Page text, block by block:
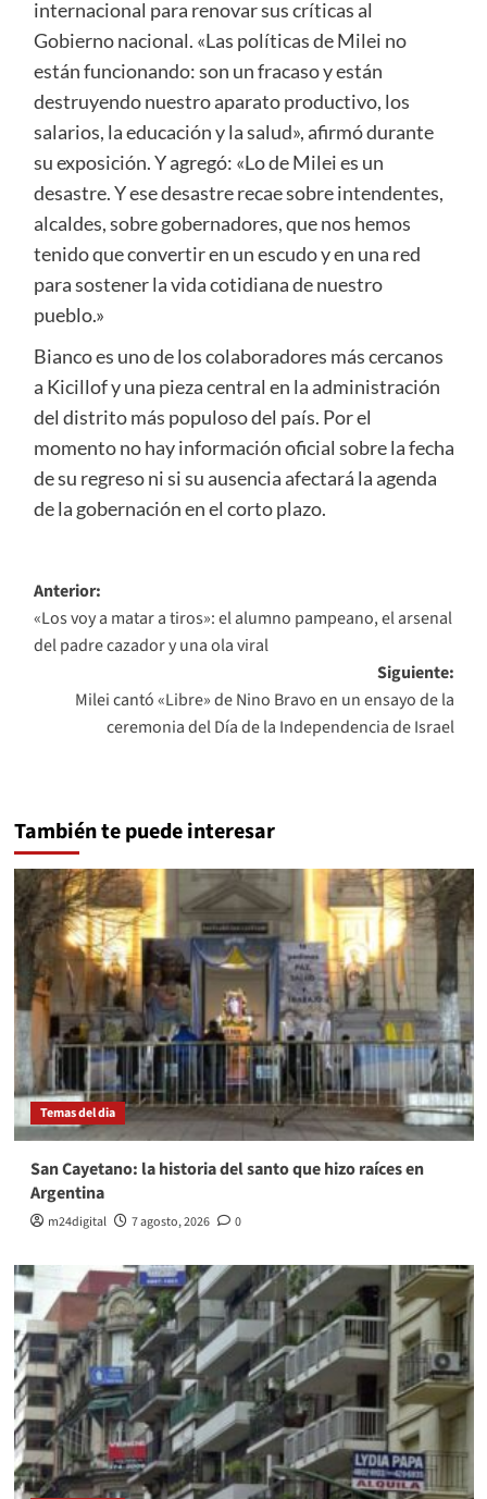
internacional para renovar sus críticas al
Gobierno nacional. «Las políticas de Milei no
están funcionando: son un fracaso y están
destruyendo nuestro aparato productivo, los
salarios, la educación y la salud», afirmó durante
su exposición. Y agregó: «Lo de Milei es un
desastre. Y ese desastre recae sobre intendentes,
alcaldes, sobre gobernadores, que nos hemos
tenido que convertir en un escudo y en una red
para sostener la vida cotidiana de nuestro
pueblo.»
Bianco es uno de los colaboradores más cercanos
a Kicillof y una pieza central en la administración
del distrito más populoso del país. Por el
momento no hay información oficial sobre la fecha
de su regreso ni si su ausencia afectará la agenda
de la gobernación en el corto plazo.
Navegación
de
entradas
Anterior:
«Los voy a matar a tiros»: el alumno pampeano, el arsenal
del padre cazador y una ola viral
Siguiente:
Milei cantó «Libre» de Nino Bravo en un ensayo de la
ceremonia del Día de la Independencia de Israel
También te puede interesar
Temas del dia
San Cayetano: la historia del santo que hizo raíces en
Argentina
m24digital 7 agosto, 2026 0